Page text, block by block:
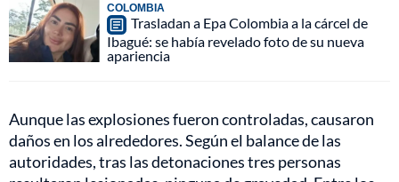
COLOMBIA
Trasladan a Epa Colombia a la cárcel de
Ibagué: se había revelado foto de su nueva
apariencia
Aunque las explosiones fueron controladas, causaron
daños en los alrededores. Según el balance de las
autoridades, tras las detonaciones tres personas